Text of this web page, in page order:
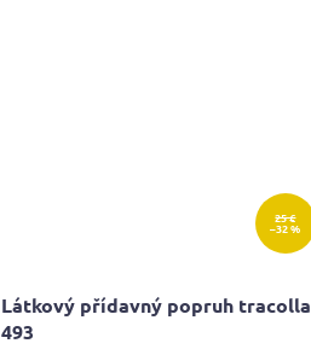
25 €
–32 %
Látkový přídavný popruh tracolla
493